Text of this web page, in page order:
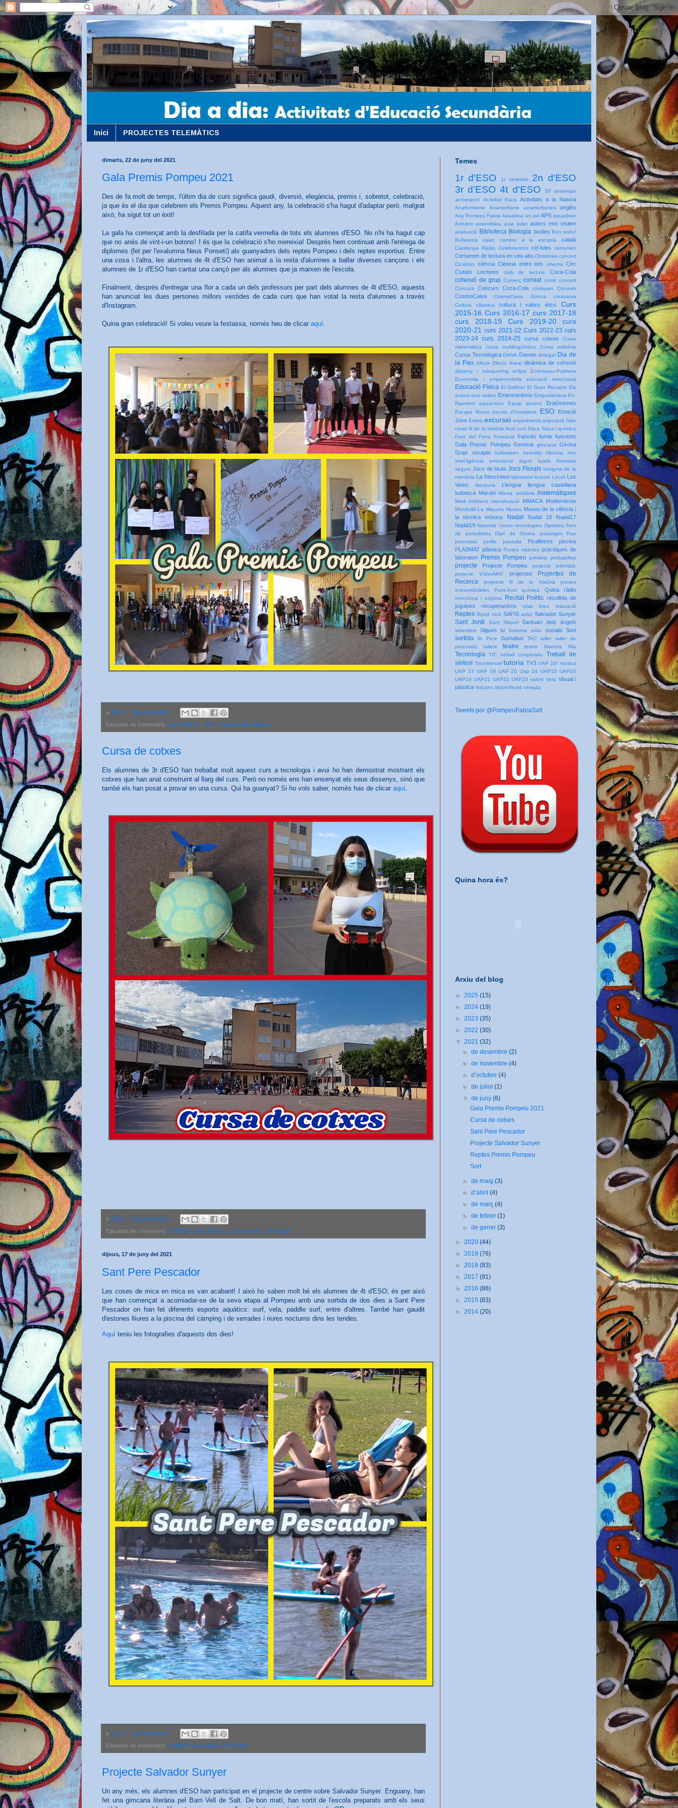
Inici PROJECTES TELEMÀTICS
dimarts, 22 de juny del 2021
Gala Premis Pompeu 2021
Des de fa molt de temps, l'últim dia de curs significa gaudi, diversió, elegància, premis i, sobretot, celebració,
ja que és el dia que celebrem els Premis Pompeu. Aquest any, la celebració s'ha hagut d'adaptar però, malgrat
això, ha sigut tot un èxit!
La gala ha començat amb la desfilada per la catifa vermella de tots els alumnes d'ESO. No n'hi ha hagut cap
que no anés de vint-i-un botons! I és que la celebració s'ho mereixia! Després hem continuat amb l'entrega de
diplomes (fet per l'exalumna Neus Ponsetí) als guanyadors dels reptes Pompeu i dels reptes esportius. Entre
una cosa i l'altra, les alumnes de 4t d'ESO han animat a la resta d'alumnes a ballar diverses cançons i els
alumnes de 1r d'ESO han cantat una cançó per als alumnes que ja marxen de l'escola.
Finalment, després d'entregar una flor a cada un dels professors per part dels alumnes de 4t d'ESO, aquests
han anunciat les dues persones millors vestides de cada curs que han votat la resta d'alumnes a través
d'Instagram.
Quina gran celebració! Si voleu veure la festassa, només heu de clicar aquí.
a 20:37 Cap comentari:
Etiquetes de comentaris: curs 2020-21 ESO Gala Premis Pompeu
Cursa de cotxes
Els alumnes de 3r d'ESO han treballat molt aquest curs a tecnologia i avui ho han demostrat mostrant els
cotxes que han anat construint al llarg del curs. Però no només ens han ensenyat els seus dissenys, sinó que
també els han posat a provar en una cursa. Qui ha guanyat? Si ho vols saber, només has de clicar aquí.
a 20:02 Cap comentari:
Etiquetes de comentaris: 3r d'ESO curs 2020-21 cursa cotxes Tecnologia
dijous, 17 de juny del 2021
Sant Pere Pescador
Les coses de mica en mica es van acabant! I això ho saben molt bé els alumnes de 4t d'ESO; és per això
que han començat a acomiadar-se de la seva etapa al Pompeu amb una sortida de dos dies a Sant Pere
Pescador on han fet diferents esports aquàtics: surf, vela, paddle surf, entre d'altres. També han gaudit
d'estones lliures a la piscina del càmping i de xerrades i riures nocturns dins les tendes.
Aquí teniu les fotografies d'aquests dos dies!
a 22:16 Cap comentari:
Etiquetes de comentaris: 4t d'ESO curs 2020-21 St Pere
Projecte Salvador Sunyer
Un any més, els alumnes d'ESO han participat en el projecte de centre sobre Salvador Sunyer. Enguany, han
fet una gimcana literària pel Barri Vell de Salt. De bon matí, han sortit de l'escola preparats amb els seus
Temes
1r d'ESO 1r trimestre
2n d'ESO
3r d'ESO 4t d'ESO
50 aniversari
acroesport
Activitat física Activitats a la Natura
Anaformisme Anamorfisme anamorfismes anglès
Any Pompeu Fabra Apadrina un avi APS aquadiver
Arduino assemblea aula taller autors ens visiten
avaluació Biblioteca Biologia bodies Bon estiu!
Bufasona
caiac camino a la escuela català
Catalunya Ràdio Celebracions cèl·lules certamen
Certamen de lectura en veu alta Christmas concert
Cicatrius ciència Ciència entre tots cinema
Circ
Ciutats Lectores
club de lectura Coca-Cola
cohesió de grup Comerç comiat còmic concert
Concurs
Concurs Coca-Cola còniques Consum
CosmoCaixa CosmoCaixa Girona
creaxarxa
Cultura clàssica
cultura i valors ètics
Curs
2015-16 Curs 2016-17 curs 2017-18
curs 2018-19
Curs 2019-20
curs
2020-21
curs 2021-22 Curs 2022-23 curs
2023-24 curs 2024-25 cursa cotxes
Cursa
matemàtica
cursa multilingüística Cursa solidària
Cursa Tecnològica DANA Darwin delegat Dia de
la Pau dibuix Dibuix lineal dinàmica de cohesió
disseny i màrqueting eclipsi
Ecomuseu-Farinera
Economia i emprenedoria
educació emocional
Educació Física El Galliner El Gran Recapte Els
autors ens visiten Emprenedoria Empuriabrava En-
Raonem
equacions Equip docent Eratòstenes
Escape Room escola d'hostaleria ESO
Estació
Jove Estels excursió experiments exposició fake
news fil de la història final curs física física i química
Font del Ferro
Formació francès fumis funcions
Gala Premis Pompeu General gimcana
Girona
Gran recapte
halloween heredity Història
inici
intel.ligència emocional
iogurt Ipads
Itineraris
segurs Jocs de taula Jocs Florals l'enigma de la
memòria La fotosíntesi laboratori lectura Lecxit Les
Vetes
literatura Llengua
llengua castellana
ludoteca Marató Marxa solidària matemàtiques
Medi Ambient menstruació MMACA Modernisme
Montfullà-La Miquela Museu Museu de la ciència i
la tècnica
música Nadal Nadal 18
Nadal17
Nadal19 Naturals noves tecnologies Optativa Fem
de periodistes Diari de Girona
paisatges
Pau
percussió
perills pantalla Picalletres
piscina
PLASMAT plàstica Portes obertes pràctiques de
laboratori Premis Pompeu primària probabilitat
projecte Projecte Pompeu
projecte telemàtic
projecte VídeoMAT
projectes
Projectes de
Recerca
projetcte fil de la història
proves
extraordinàries
Punt-Avui química Quina ràdio
reacciona i explota Recital Poètic recollida de
joguines
recuperacions relat breu relaxació
Reptes Ripoll rock SAFIS salut Salvador Sunyer
Sant Jordi Sant Miquel Santuari dels àngels
setembre Sigues tu Sistema solar socials Sort
sortida St Pere Sumatius TAC taller
taller de
percussió
tallers teatre teatre Mamma Mia
Tecnologia TIC treball cooperatiu
Treball de
síntesi Tricentenari tutoria TV3 UAP 16! música
UAP 17 UAP 18 UAP 20 Uap 24 UAP15 UAP16
UAP19 UAP21 UAP22 UAP23 valors Vela Visual i
plàstica Volcans WaterWorld xerrada
Tweets por @PompeuFabraSalt
Quina hora és?
Arxiu del blog
► 2025 (15)
► 2024 (19)
► 2023 (35)
► 2022 (30)
▼ 2021 (32)
►de desembre(2)
►de novembre(4)
►d’octubre(4)
►de juliol(1)
▼de juny(6)
Gala Premis Pompeu 2021
Cursa de cotxes
Sant Pere Pescador
Projecte Salvador Sunyer
Reptes Premis Pompeu
Sort
►de maig(3)
►d’abril(4)
►de març(4)
►de febrer(1)
►de gener(3)
► 2020 (44)
► 2019 (76)
► 2018 (83)
► 2017 (91)
► 2016 (86)
► 2015 (83)
► 2014 (20)